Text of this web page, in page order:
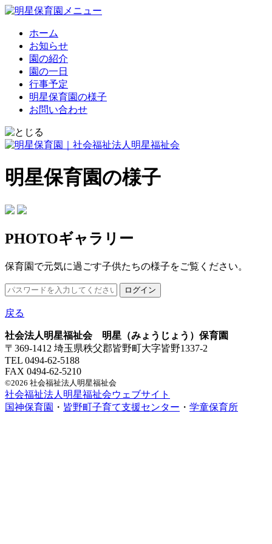
ホーム
お知らせ
園の紹介
園の一日
行事予定
明星保育園の様子
お問い合わせ
明星保育園の様子
PHOTOギャラリー
保育園で元気に過ごす子供たちの様子をご覧ください。
戻る
社会法人明星福祉会 明星（みょうじょう）保育園
〒369-1412 埼玉県秩父郡皆野町大字皆野1337-2
TEL 0494-62-5188
FAX 0494-62-5210
©2026 社会福祉法人明星福祉会
社会福祉法人明星福祉会ウェブサイト
国神保育園 ・ 皆野町子育て支援センター ・ 学童保育所